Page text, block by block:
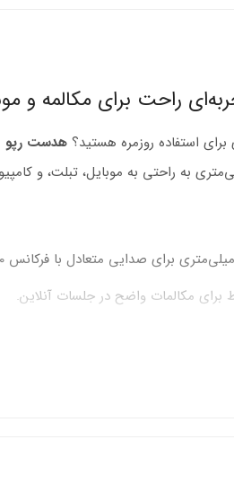
استفاده روزمره هستید؟ هدست رپو H100
مکالمات واضح در جلسات آنلاین.